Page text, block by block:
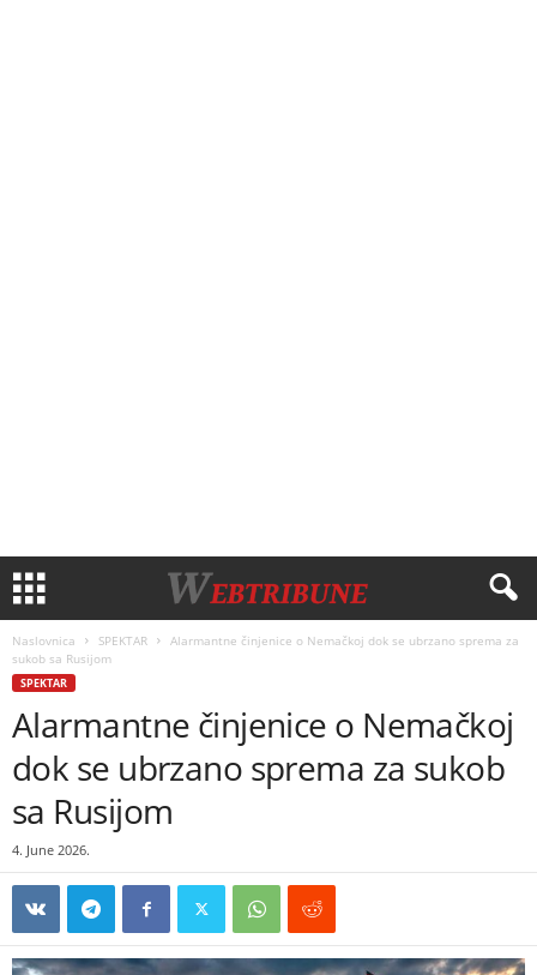
Naslovnica SPEKTAR
Alarmantne činjenice o Nemačkoj dok se ubrzano sprema za
sukob sa Rusijom
SPEKTAR
Alarmantne činjenice o Nemačkoj
dok se ubrzano sprema za sukob
sa Rusijom
4. June 2026.